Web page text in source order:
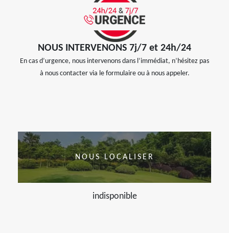
NOUS INTERVENONS 7j/7 et 24h/24
En cas d’urgence, nous intervenons dans l’immédiat, n’hésitez pas
à nous contacter via le formulaire ou à nous appeler.
NOUS LOCALISER
indisponible